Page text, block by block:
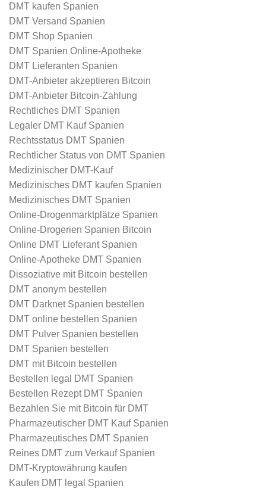
DMT kaufen Spanien
DMT Versand Spanien
DMT Shop Spanien
DMT Spanien Online-Apotheke
DMT Lieferanten Spanien
DMT-Anbieter akzeptieren Bitcoin
DMT-Anbieter Bitcoin-Zahlung
Rechtliches DMT Spanien
Legaler DMT Kauf Spanien
Rechtsstatus DMT Spanien
Rechtlicher Status von DMT Spanien
Medizinischer DMT-Kauf
Medizinisches DMT kaufen Spanien
Medizinisches DMT Spanien
Online-Drogenmarktplätze Spanien
Online-Drogerien Spanien Bitcoin
Online DMT Lieferant Spanien
Online-Apotheke DMT Spanien
Dissoziative mit Bitcoin bestellen
DMT anonym bestellen
DMT Darknet Spanien bestellen
DMT online bestellen Spanien
DMT Pulver Spanien bestellen
DMT Spanien bestellen
DMT mit Bitcoin bestellen
Bestellen legal DMT Spanien
Bestellen Rezept DMT Spanien
Bezahlen Sie mit Bitcoin für DMT
Pharmazeutischer DMT Kauf Spanien
Pharmazeutisches DMT Spanien
Reines DMT zum Verkauf Spanien
DMT-Kryptowährung kaufen
Kaufen DMT legal Spanien